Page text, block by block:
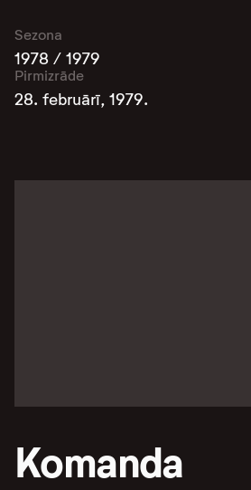
Sezona
1978 / 1979
Pirmizrāde
28. februārī, 1979.
Komanda